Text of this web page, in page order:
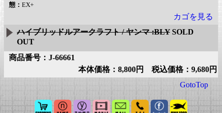
態： EX+
カゴを見る
ハイブリッドルアークラフト / ヤンマ :BLYSOLD
OUT
商品番号：J-66661
本体価格：8,800円 税込価格：9,680円
GotoTop